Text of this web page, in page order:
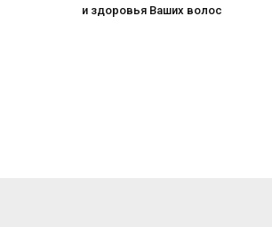
и здоровья Ваших волос